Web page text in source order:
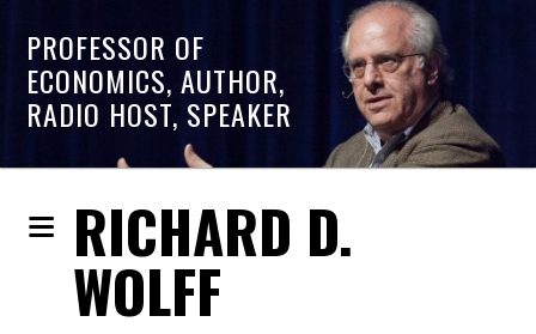
PROFESSOR OF
ECONOMICS, AUTHOR,
RADIO HOST, SPEAKER
RICHARD D.
WOLFF